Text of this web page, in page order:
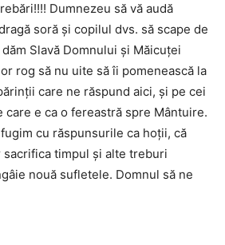
Dumnezeu să vă audă
soră şi copilul dvs. să scape de
Slavă Domnului şi Măicuţei
rog să nu uite să îi pomenească la
care ne răspund aici, şi pe cei
care e ca o fereastră spre Mântuire.
cu răspunsurile ca hoţii, că
timpul şi alte treburi
nouă sufletele. Domnul să ne